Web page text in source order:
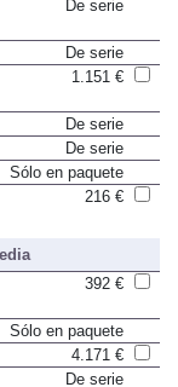
De serie
De serie
De serie
Sólo en paquete
Sólo en paquete
4.171 €